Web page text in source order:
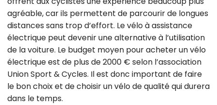
agréable, car ils permettent de parcourir de longues
distances sans trop d’effort. Le vélo à assistance
électrique peut devenir une alternative à l’utilisation
de la voiture. Le budget moyen pour acheter un vélo
électrique est de plus de 2000 € selon l’association
Union Sport & Cycles. Il est donc important de faire
le bon choix et de choisir un vélo de qualité qui durera
dans le temps.